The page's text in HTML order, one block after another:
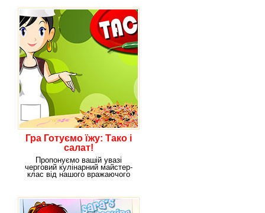
Гра Готуємо їжу: Тако і
салат!
Пропонуємо вашій увазі
черговий кулінарний майстер-
клас від нашого вражаючого